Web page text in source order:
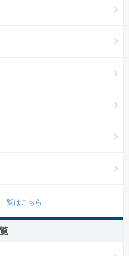
覧はこちら